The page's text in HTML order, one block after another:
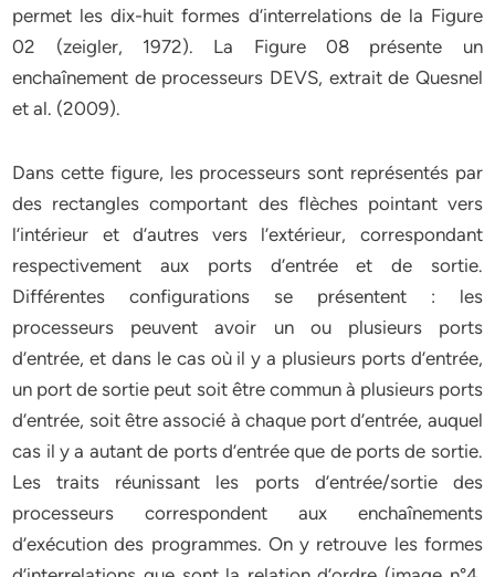
permet les dix-huit formes d’interrelations de la Figure
02 (zeigler, 1972). La Figure 08 présente un
enchaînement de processeurs DEVS, extrait de Quesnel
et al. (2009).
Dans cette figure, les processeurs sont représentés par
des rectangles comportant des flèches pointant vers
l’intérieur et d’autres vers l’extérieur, correspondant
respectivement aux ports d’entrée et de sortie.
Différentes configurations se présentent : les
processeurs peuvent avoir un ou plusieurs ports
d’entrée, et dans le cas où il y a plusieurs ports d’entrée,
un port de sortie peut soit être commun à plusieurs ports
d’entrée, soit être associé à chaque port d’entrée, auquel
cas il y a autant de ports d’entrée que de ports de sortie.
Les traits réunissant les ports d’entrée/sortie des
processeurs correspondent aux enchaînements
d’exécution des programmes. On y retrouve les formes